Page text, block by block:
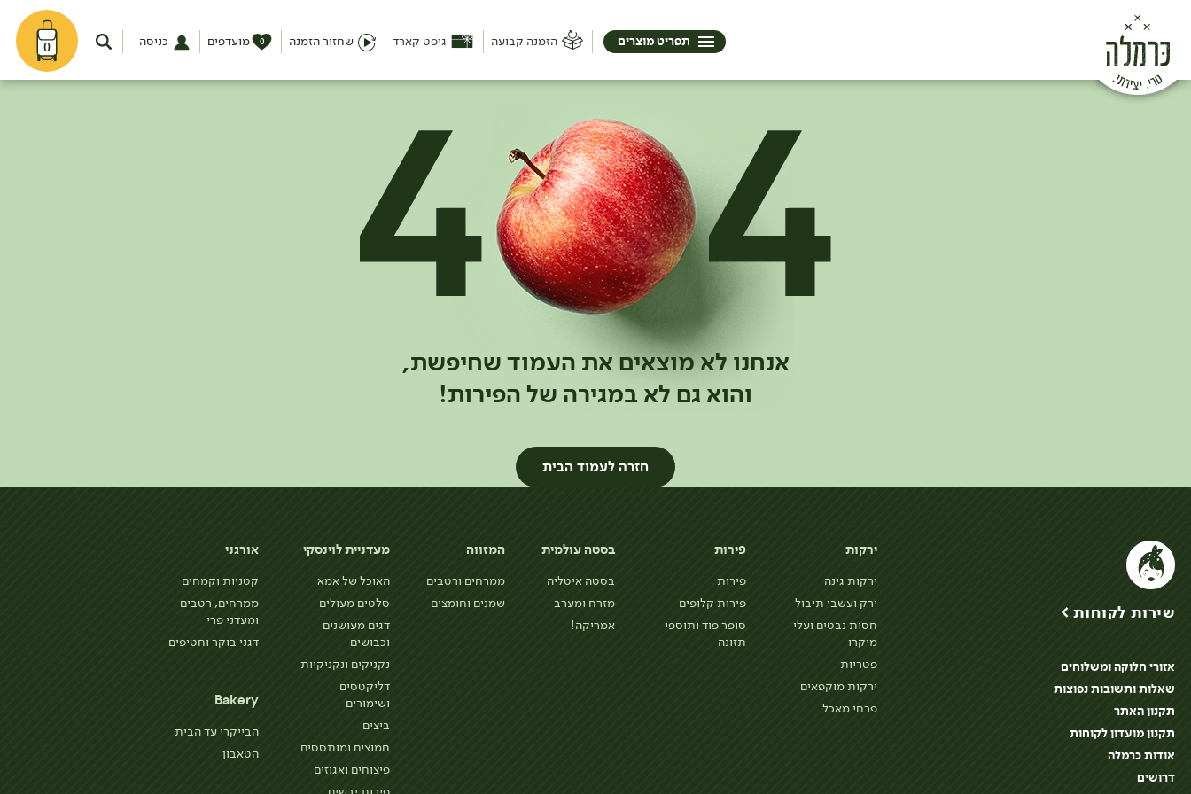
0 הזמנה קבועה גיפט קארד שחזור הזמנה מועדפים 0 כניסה תפריט מוצרים
אנחנו לא מוצאים את העמוד שחיפשת,
והוא גם לא במגירה של הפירות!
חזרה לעמוד הבית
ירקות
ירקות גינה
ירק ועשבי תיבול
חסות נבטים ועלי
מיקרו
פטריות
ירקות מוקפאים
פרחי מאכל
פירות
פירות
פירות קלופים
סופר פוד ותוספי
תזונה
בסטה עולמית
בסטה איטליה
מזרח ומערב
אמריקה!
המזווה
ממרחים ורטבים
שמנים וחומצים
מעדניית לוינסקי
האוכל של אמא
סלטים מעולים
דגים מעושנים
וכבושים
נקניקים ונקניקיות
דליקטסים
ושימורים
ביצים
חמוצים ומותססים
פיצוחים ואגוזים
אורגני
קטניות וקמחים
ממרחים, רטבים
ומעדני פרי
דגני בוקר וחטיפים
Bakery
הבייקרי עד הבית
הטאבון
שירות לקוחות >
אזורי חלוקה ומשלוחים
שאלות ותשובות נפוצות
תקנון האתר
תקנון מועדון לקוחות
אודות כרמלה
דרושים